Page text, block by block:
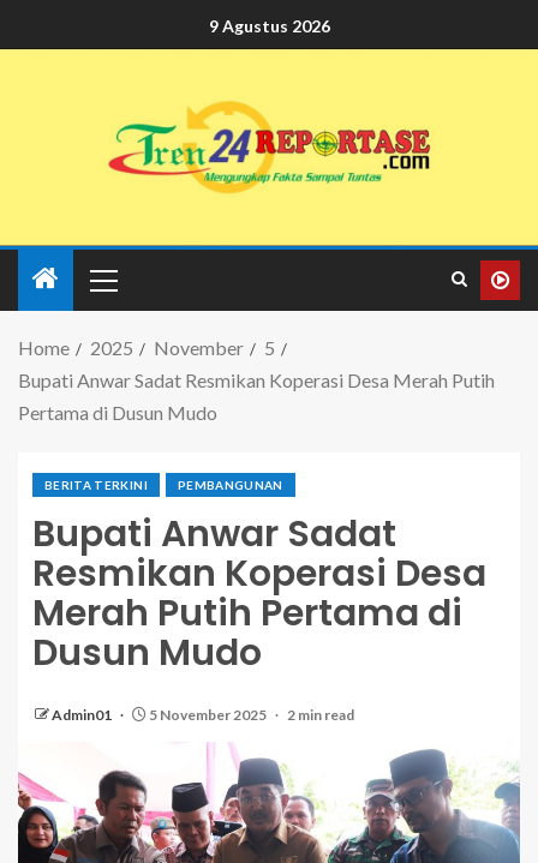
9 Agustus 2026
Home 2025 November
5
Bupati Anwar Sadat Resmikan Koperasi Desa Merah Putih
Pertama di Dusun Mudo
BERITA TERKINI PEMBANGUNAN
Bupati Anwar Sadat
Resmikan Koperasi Desa
Merah Putih Pertama di
Dusun Mudo
Admin01 5 November 2025 2 min read